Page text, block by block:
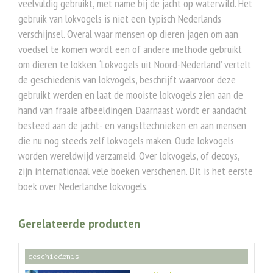
veelvuldig gebruikt, met name bij de jacht op waterwild. Het
gebruik van lokvogels is niet een typisch Nederlands
verschijnsel. Overal waar mensen op dieren jagen om aan
voedsel te komen wordt een of andere methode gebruikt
om dieren te lokken. ‘Lokvogels uit Noord-Nederland’ vertelt
de geschiedenis van lokvogels, beschrijft waarvoor deze
gebruikt werden en laat de mooiste lokvogels zien aan de
hand van fraaie afbeeldingen. Daarnaast wordt er aandacht
besteed aan de jacht- en vangsttechnieken en aan mensen
die nu nog steeds zelf lokvogels maken. Oude lokvogels
worden wereldwijd verzameld. Over lokvogels, of decoys,
zijn internationaal vele boeken verschenen. Dit is het eerste
boek over Nederlandse lokvogels.
Gerelateerde producten
geschiedenis